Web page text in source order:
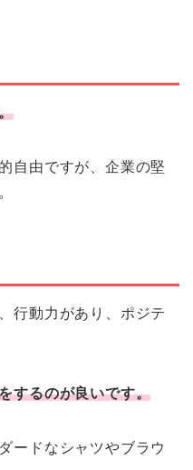
自由ですが、企業の堅
行動力があり、ポジテ
するのが良いです。
ードなシャツやブラウ